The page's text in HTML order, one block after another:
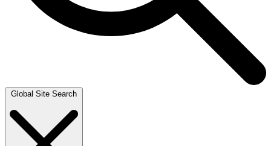
Global Site Search